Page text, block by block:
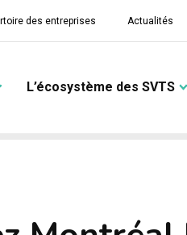
des entreprises Actualités
L’écosystème des SVTS